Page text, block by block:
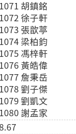
1071 胡鎮銘
1072 徐子軒
1073 張歆葶
1074 梁柏鈞
1075 馮梓軒
1076 黃皓偉
1077 詹秉岳
1078 劉子傑
1079 劉凱文
1080 謝孟家